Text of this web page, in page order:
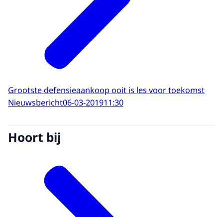
Grootste defensieaankoop ooit is les voor toekomst
Nieuwsbericht06-03-201911:30
Hoort bij